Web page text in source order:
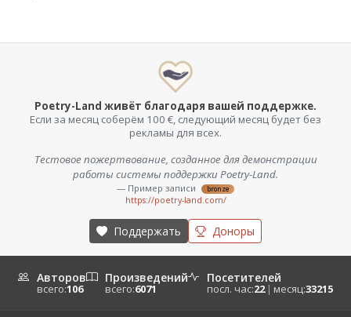
Poetry-Land живёт благодаря вашей поддержке.
Если за месяц соберём 100 €, следующий месяц будет без
рекламы для всех.
Тестовое пожертвование, созданное для демонстрации
работы системы поддержки Poetry-Land.
— Пример записи bronze
https://poetry-land.com/
Поддержать Доноры
Авторов
всего:106
Произведений
всего:6071
Посетителей
посл. час:22 | месяц:33215